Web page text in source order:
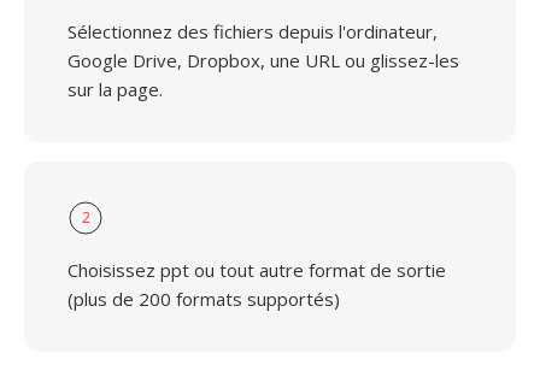
Sélectionnez des fichiers depuis l'ordinateur,
Google Drive, Dropbox, une URL ou glissez-les
sur la page.
2
Choisissez ppt ou tout autre format de sortie
(plus de 200 formats supportés)